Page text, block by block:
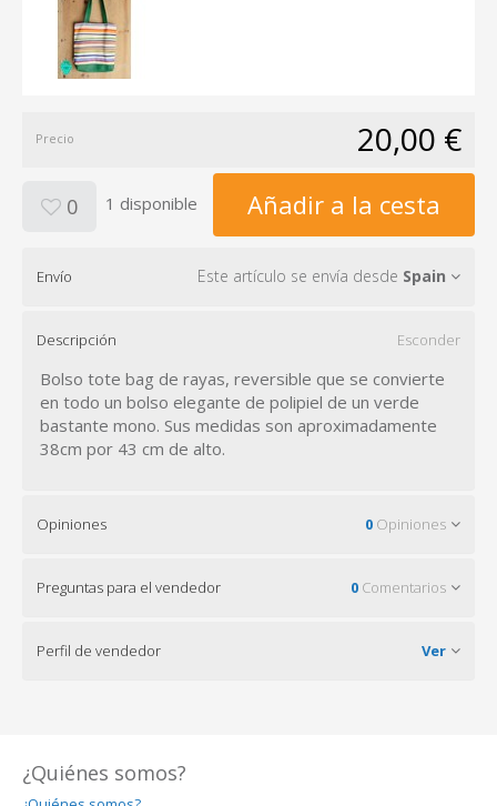
Precio 20,00 €
0 1 disponible Añadir a la cesta
Envío Este artículo se envía desde Spain
Descripción Esconder
Bolso tote bag de rayas, reversible que se convierte
en todo un bolso elegante de polipiel de un verde
bastante mono. Sus medidas son aproximadamente
38cm por 43 cm de alto.
Opiniones 0 Opiniones
Preguntas para el vendedor 0 Comentarios
Perfil de vendedor Ver
¿Quiénes somos?